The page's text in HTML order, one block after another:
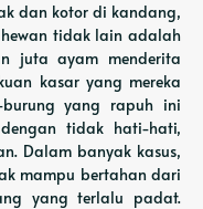
dan kotor di kandang,
tidak lain adalah
juta ayam menderita
kasar yang mereka
yang rapuh ini
tidak hati-hati,
Dalam banyak kasus,
mampu bertahan dari
yang terlalu padat.